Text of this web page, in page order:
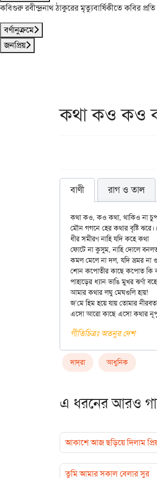
কবিগুরু রবীন্দ্রনাথ ঠাকুরের মৃত্যুবার্ষিকীতে কবির
বর্ণানুক্রমে
জনপ্রিয়
কথা কও কও
বাণী রাগ ও তাল
কথা কও, কও কথা, থাকিও না
মৌন গগনে হের কথার বৃষ্টি ঝরে।।
ধীর সমীরণ নাহি যদি কহে কথা
ফোটে না কুসুম, নাহি দোলে
কমল মেলে না দল, যদি ভ্রমর না
শোন কপোতীর কাছে কপোত কি
পাহাড়ের ধ্যান ভাঙি মুখর ঝর্ণা
আমার কথার লঘু মেঘগুলি হায়!
জ'মে হিম হয়ে যায় তোমার
গীতিচিত্রঃ অতনুর দেশ
দাদ্‌রা আধুনিক
এ ধরনের আরও
আকাশে আজ ছড়িয়ে দিলাম
তুমি আমার সকাল বেলার সুর